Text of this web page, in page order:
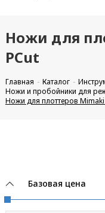
Ножи для
PCut
Главная Каталог
Ножи и пробойники для
Ножи для плоттеров Mimaki
Базовая цена